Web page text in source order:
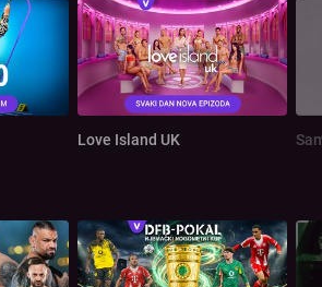
Love Island UK